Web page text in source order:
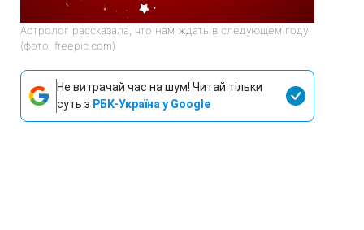
Астролог рассказала, что нам ждать в следующем году
(фото: freepic.com)
Не витрачай час на шум! Читай тільки
суть з РБК-Україна у Google